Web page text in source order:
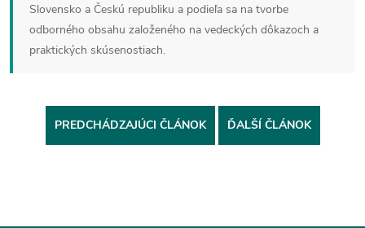
Slovensko a Českú republiku a podieľa sa na tvorbe
odborného obsahu založeného na vedeckých dôkazoch a
praktických skúsenostiach.
PREDCHÁDZAJÚCI ČLÁNOK ĎALŠÍ ČLÁNOK